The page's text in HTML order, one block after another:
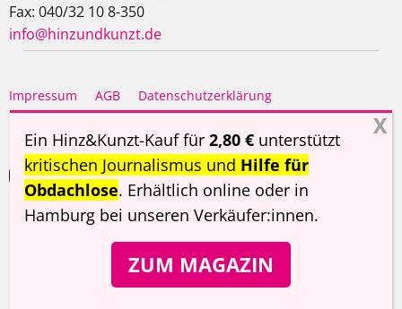
Fax: 040/32 10 8-350
info@hinzundkunzt.de
Impressum AGB
Datenschutzerklärung
Haftungsausschluss
Ein Hinz&Kunzt-Kauf für2,80 € unterstützt
kritischen Journalismus und Hilfe für
Obdachlose. Erhältlich online oder in
Hamburg bei unseren Verkäufer:innen.
ZUM MAGAZIN